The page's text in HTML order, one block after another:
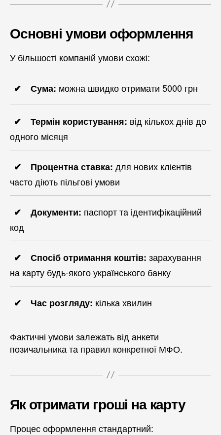
Основні умови оформлення
У більшості компаній умови схожі:
Сума: можна швидко отримати 5000 грн
Термін користування: від кількох днів до
одного місяця
Процентна ставка: для нових клієнтів
часто діють пільгові умови
Документи: паспорт та ідентифікаційний
код
Спосіб отримання коштів: зарахування
на карту будь-якого українського банку
Час розгляду: кілька хвилин
Фактичні умови залежать від анкети
позичальника та правил конкретної МФО.
Як отримати гроші на карту
Процес оформлення стандартний: